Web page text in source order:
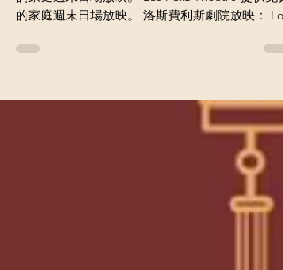
在 NEON 的支持下，美國電影中心提供 10 場免費
的家庭週末日場放映。 洛斯費利斯劇院放映： Los
Feliz Theatre 洛斯費利斯劇院 1822 N. Vermont